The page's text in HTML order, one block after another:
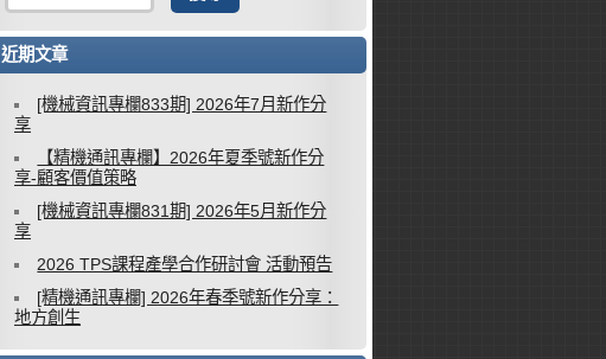
近期文章
[機械資訊專欄833期] 2026年7月新作分
享
【精機通訊專欄】2026年夏季號新作分
享-顧客價值策略
[機械資訊專欄831期] 2026年5月新作分
享
2026 TPS課程產學合作研討會 活動預告
[精機通訊專欄] 2026年春季號新作分享：
地方創生